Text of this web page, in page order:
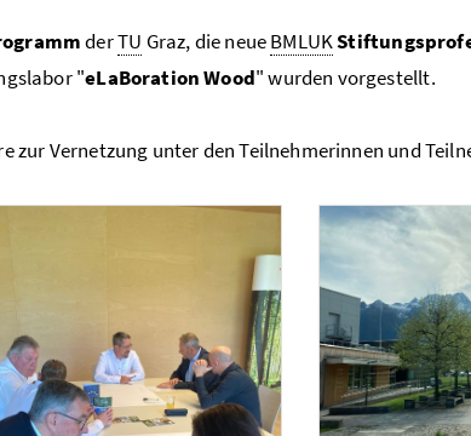
derTU Graz, die neueBMLUK
"eLaBoration Wood" wurden vorgestellt.
zur Vernetzung unter den Teilnehmerinnen und